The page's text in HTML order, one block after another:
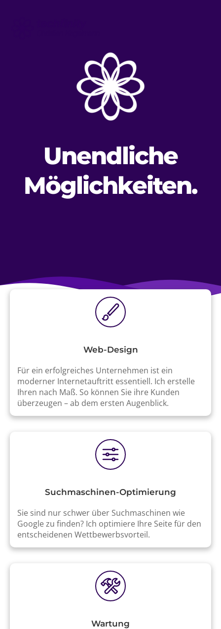
Unendliche
Möglichkeiten.
Web-Design
Für ein erfolgreiches Unternehmen ist ein
moderner Internetauftritt essentiell. Ich erstelle
Ihren nach Maß. So können Sie ihre Kunden
überzeugen – ab dem ersten Augenblick.
Suchmaschinen-Optimierung
Sie sind nur schwer über Suchmaschinen wie
Google zu finden? Ich optimiere Ihre Seite für den
entscheidenen Wettbewerbsvorteil.
Wartung